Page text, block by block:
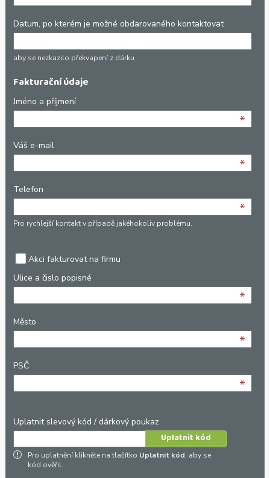
Datum, po kterém je možné obdarovaného kontaktovat
aby se nezkazilo překvapení z dárku
Fakturační údaje
Jméno a příjmení
*
Váš e-mail
*
Telefon
*
Pro rychlejší kontakt v případě jakéhokoliv problému.
Akci fakturovat na firmu
Ulice a čislo popisné
*
Město
*
PSČ
*
Uplatnit slevový kód / dárkový poukaz
Pro uplatnění klikněte na tlačítko Uplatnit kód, aby se
kód ověřil.